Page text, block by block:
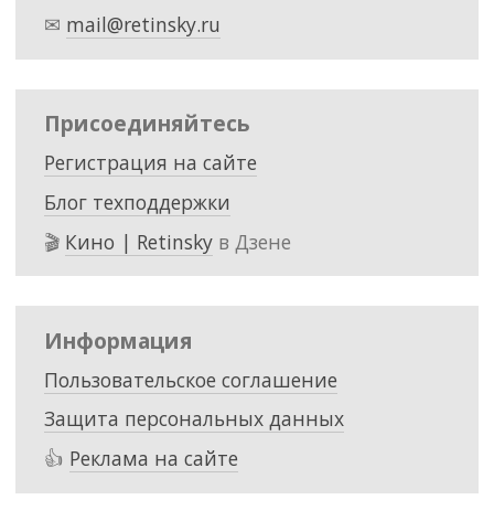
✉ mail@retinsky.ru
Присоединяйтесь
Регистрация на сайте
Блог техподдержки
🎬 Кино | Retinskyв Дзене
Информация
Пользовательское соглашение
Защита персональных данных
👍 Реклама на сайте